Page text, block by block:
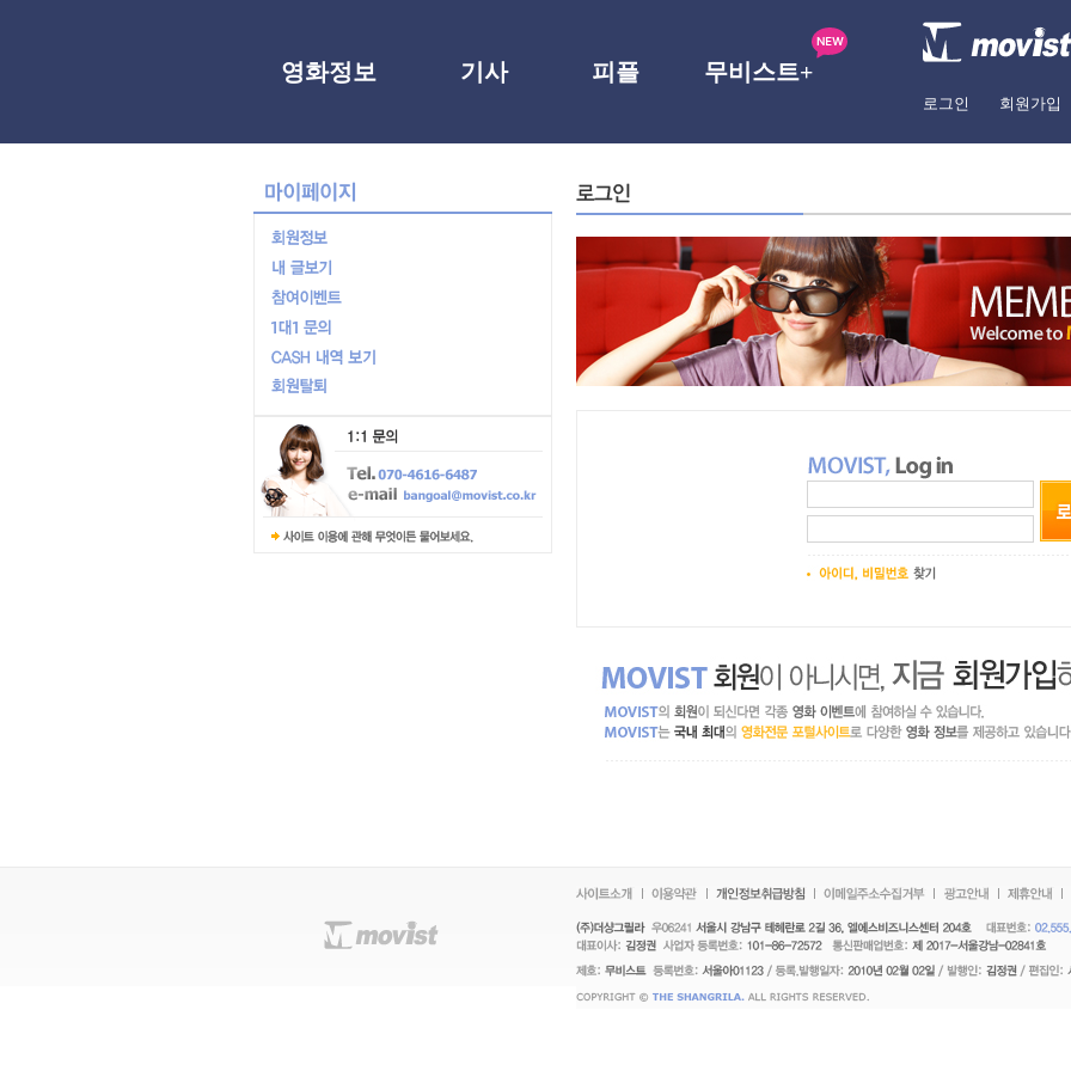
영화정보 기사 피플 무비스트+
로그인 회원가입